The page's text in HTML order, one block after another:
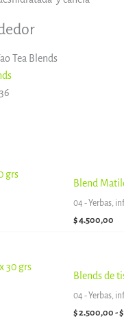
Tea Blends
Blend
04 - Yerbas,
$4.500,00
Blends de
04 - Yerbas,
$2.500,00 -$